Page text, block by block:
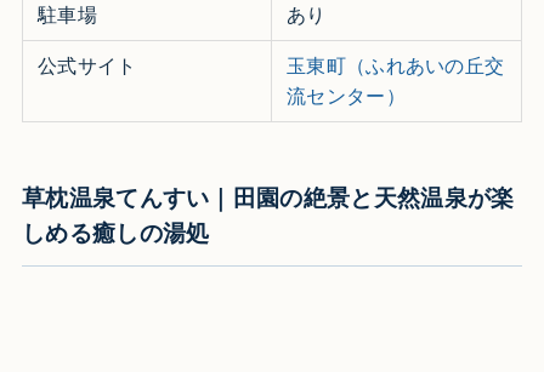
駐車場 あり
公式サイト
玉東町（ふれあいの丘交
流センター）
草枕温泉てんすい｜田園の絶景と天然温泉が楽
しめる癒しの湯処